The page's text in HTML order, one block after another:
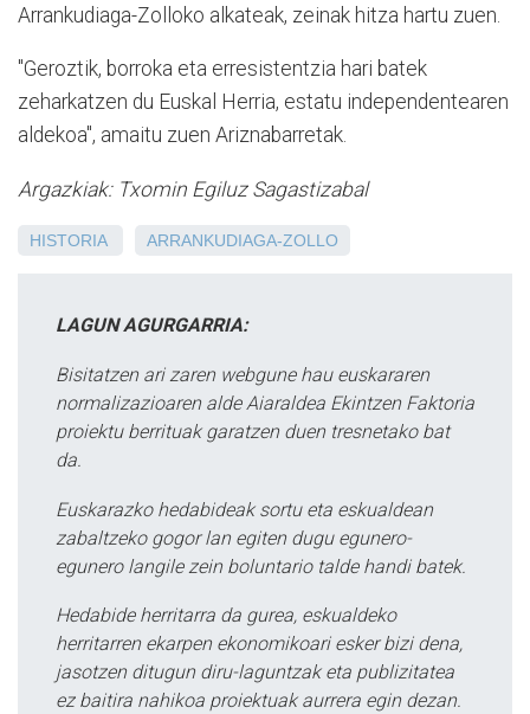
Arrankudiaga-Zolloko alkateak, zeinak hitza hartu zuen.
"Geroztik, borroka eta erresistentzia hari batek
zeharkatzen du Euskal Herria, estatu independentearen
aldekoa", amaitu zuen Ariznabarretak.
Argazkiak: Txomin Egiluz Sagastizabal
HISTORIA ARRANKUDIAGA-ZOLLO
LAGUN AGURGARRIA:
Bisitatzen ari zaren webgune hau euskararen
normalizazioaren alde Aiaraldea Ekintzen Faktoria
proiektu berrituak garatzen duen tresnetako bat
da.
Euskarazko hedabideak sortu eta eskualdean
zabaltzeko gogor lan egiten dugu egunero-
egunero langile zein boluntario talde handi batek.
Hedabide herritarra da gurea, eskualdeko
herritarren ekarpen ekonomikoari esker bizi dena,
jasotzen ditugun diru-laguntzak eta publizitatea
ez baitira nahikoa proiektuak aurrera egin dezan.